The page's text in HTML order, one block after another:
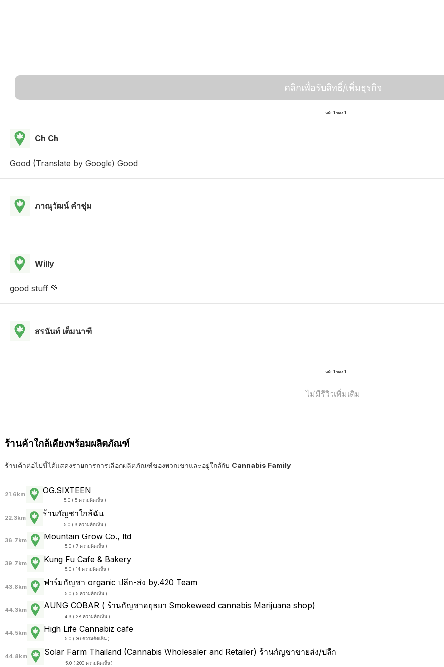
คลิกเพื่อรับสิทธิ์/เพิ่มธุรกิจ
หน้า 1 ของ 1
Ch Ch
Good (Translate by Google) Good
ภาณุวัฒน์ คําชุ่ม
Willy
good stuff 💚
สรนันท์ เต็มนาฑี
หน้า 1 ของ 1
ไม่มีรีวิวเพิ่มเติม
ร้านค้าใกล้เคียงพร้อมผลิตภัณฑ์
ร้านค้าต่อไปนี้ได้แสดงรายการการเลือกผลิตภัณฑ์ของพวกเขาและอยู่ใกล้กับ Cannabis Family
21.6km OG.SIXTEEN
5.0 ( 5 ความคิดเห็น )
22.3km ร้านกัญชาใกล้ฉัน
5.0 ( 9 ความคิดเห็น )
36.7km Mountain Grow Co., ltd
5.0 ( 7 ความคิดเห็น )
39.7km Kung Fu Cafe & Bakery
5.0 ( 14 ความคิดเห็น )
43.8km ฟาร์มกัญชา organic ปลีก-ส่ง by.420 Team
5.0 ( 5 ความคิดเห็น )
44.3km AUNG COBAR ( ร้านกัญชาอยุธยา Smokeweed cannabis Marijuana shop)
4.9 ( 28 ความคิดเห็น )
44.5km High Life Cannabiz cafe
5.0 ( 36 ความคิดเห็น )
44.8km Solar Farm Thailand (Cannabis Wholesaler and Retailer) ร้านกัญชาขายส่ง/ปลีก
5.0 ( 200 ความคิดเห็น )